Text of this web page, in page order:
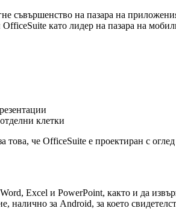
съвършенство на пазара на
като лидер на пазара на
клетки
че OfficeSuite е проектиран с
Excel и PowerPoint, както и да
за Android, за което